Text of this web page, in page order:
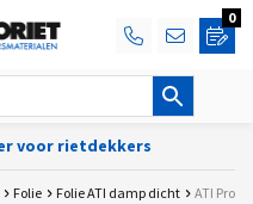
0
voor rietdekkers
Folie Folie ATI damp dicht
ATI Pro